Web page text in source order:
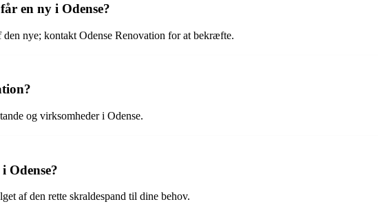
en ny i Odense?
nye; kontakt Odense Renovation for at bekræfte.
og virksomheder i Odense.
Odense?
af den rette skraldespand til dine behov.